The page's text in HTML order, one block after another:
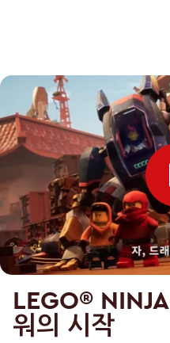
LEGO®
워의 시작